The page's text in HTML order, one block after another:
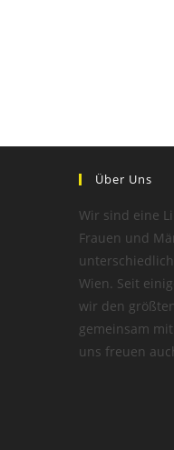
Über Uns
Wir sind eine
Frauen und
Wien. Seit
wir den
gemeinsam
uns freuen